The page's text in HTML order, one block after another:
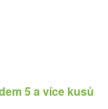
5 a více kusů